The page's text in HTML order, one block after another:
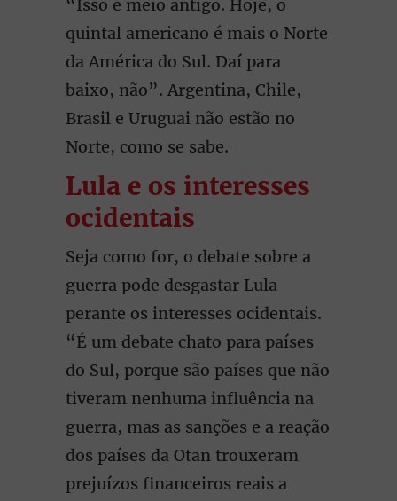
“Isso é meio antigo. Hoje, o
quintal americano é mais o Norte
da América do Sul. Daí para
baixo, não”. Argentina, Chile,
Brasil e Uruguai não estão no
Norte, como se sabe.
Lula e os interesses
ocidentais
Seja como for, o debate sobre a
guerra pode desgastar Lula
perante os interesses ocidentais.
“É um debate chato para países
do Sul, porque são países que não
tiveram nenhuma influência na
guerra, mas as sanções e a reação
dos países da Otan trouxeram
prejuízos financeiros reais a